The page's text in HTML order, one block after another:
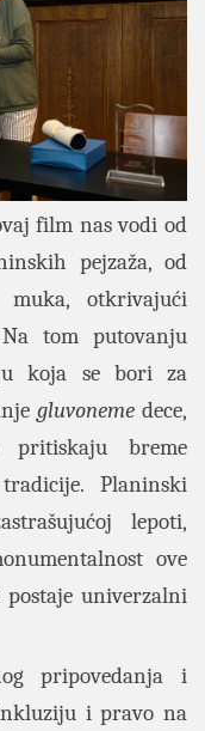
film nas vodi od
pejzaža, od
otkrivajući
tom putovanju
koja se bori za
gluvoneme dece,
breme
Planinski
lepoti,
ove
univerzalni
pripovedanja i
i pravo na